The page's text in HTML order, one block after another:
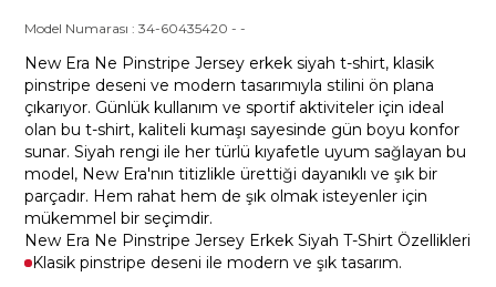
Model Numarası :34-60435420 --
New Era Ne Pinstripe Jersey erkek siyah t-shirt, klasik
pinstripe deseni ve modern tasarımıyla stilini ön plana
çıkarıyor. Günlük kullanım ve sportif aktiviteler için ideal
olan bu t-shirt, kaliteli kumaşı sayesinde gün boyu konfor
sunar. Siyah rengi ile her türlü kıyafetle uyum sağlayan bu
model, New Era'nın titizlikle ürettiği dayanıklı ve şık bir
parçadır. Hem rahat hem de şık olmak isteyenler için
mükemmel bir seçimdir.
New Era Ne Pinstripe Jersey Erkek Siyah T-Shirt Özellikleri
Klasik pinstripe deseni ile modern ve şık tasarım.